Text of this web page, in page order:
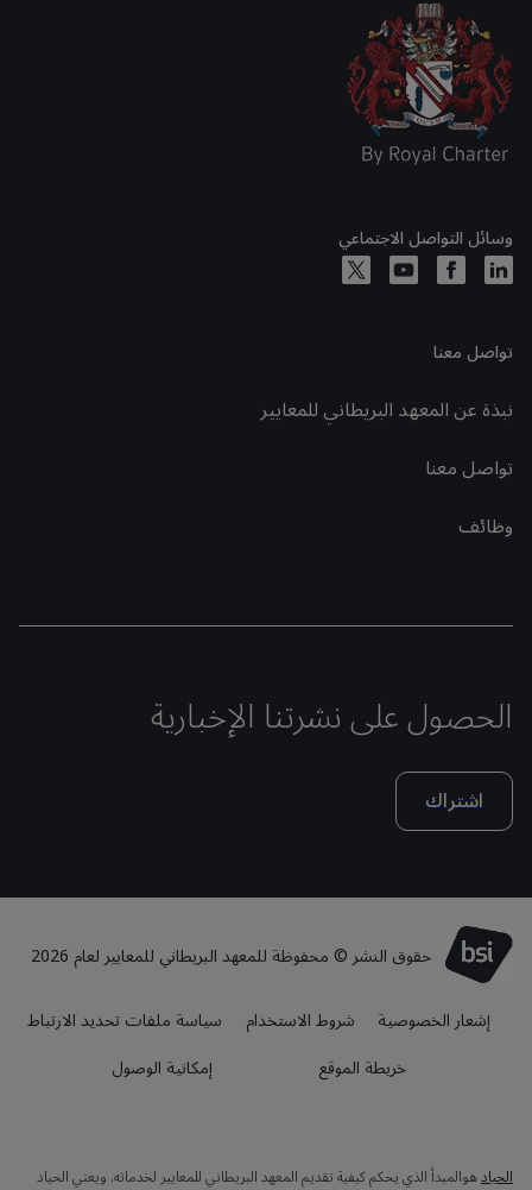
وسائل التواصل الاجتماعي
تواصل معنا
نبذة عن المعهد البريطاني للمعايير
تواصل معنا
وظائف
الحصول على نشرتنا الإخبارية
اشتراك
حقوق النشر © محفوظة للمعهد البريطاني للمعايير لعام 2026
إشعار الخصوصية
شروط الاستخدام
سياسة ملفات تحديد الارتباط
خريطة الموقع
إمكانية الوصول
الحيادهوالمبدأ الذي يحكم كيفية تقديم المعهد البريطاني للمعايير لخدماته. ويعني الحياد